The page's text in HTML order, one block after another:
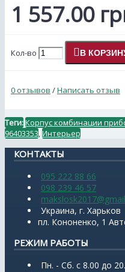
1 557.00
Кол-во В
0 отзывов /Написать отзыв
Теги:Корпус комбинации
96403353 Интерьер
КОНТАКТЫ
095 222 88 66
098 239 46 57
Украина, г. Харьков
пл. Кононенко, 1
РЕЖИМ РАБОТЫ
Пн. - Сб. с 8.00 до